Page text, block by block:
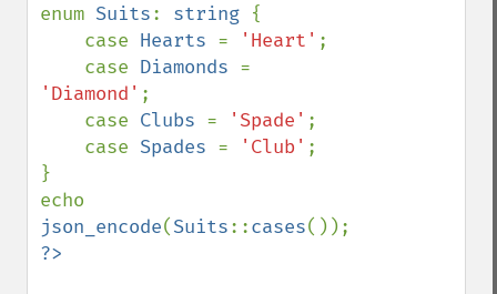
enum Suits: string {
    case
Hearts = 'Heart' ;
    case
Diamonds
'Diamond' ;
    case
Clubs = 'Spade' ;
    case
Spades = 'Club' ;
}
json_encode(Suits::cases